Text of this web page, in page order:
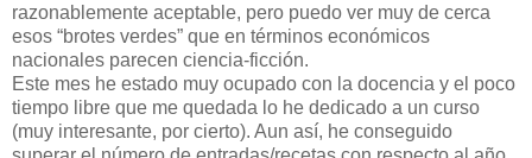
razonablemente aceptable, pero puedo ver muy de cerca
esos “brotes verdes” que en términos económicos
nacionales parecen ciencia-ficción.
Este mes he estado muy ocupado con la docencia y el poco
tiempo libre que me quedada lo he dedicado a un curso
(muy interesante, por cierto). Aun así, he conseguido